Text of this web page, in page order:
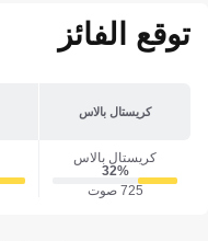
توقع الفائز
كريستال بالاس
كريستال بالاس
32‎%‎
725 صوت